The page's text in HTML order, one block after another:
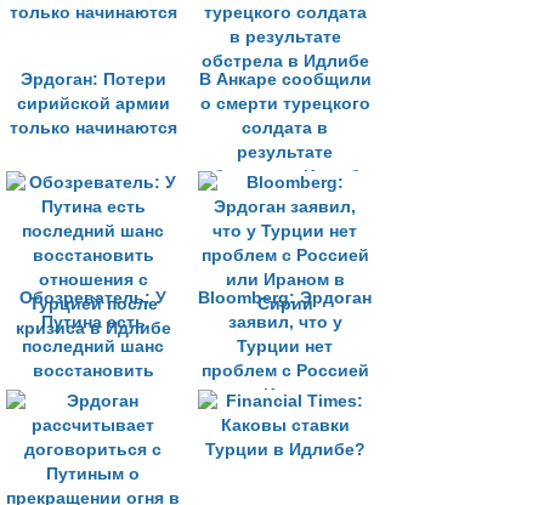
границе Сирии и
Эрдоган: Потери
сирийской армии
только начинаются
В Анкаре сообщили
о смерти турецкого
солдата в
результате
обстрела в Идлибе
Обозреватель: У
Путина есть
последний шанс
восстановить
отношения с
Турцией после
кризиса в Идлибе
Bloomberg: Эрдоган
заявил, что у
Турции нет
проблем с Россией
или Ираном в
Сирии